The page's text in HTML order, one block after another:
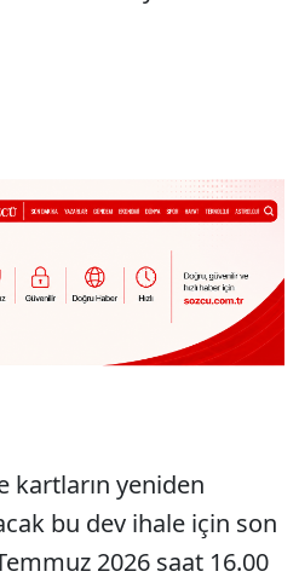
kartların yeniden
bu dev ihale için son
2026 saat 16.00